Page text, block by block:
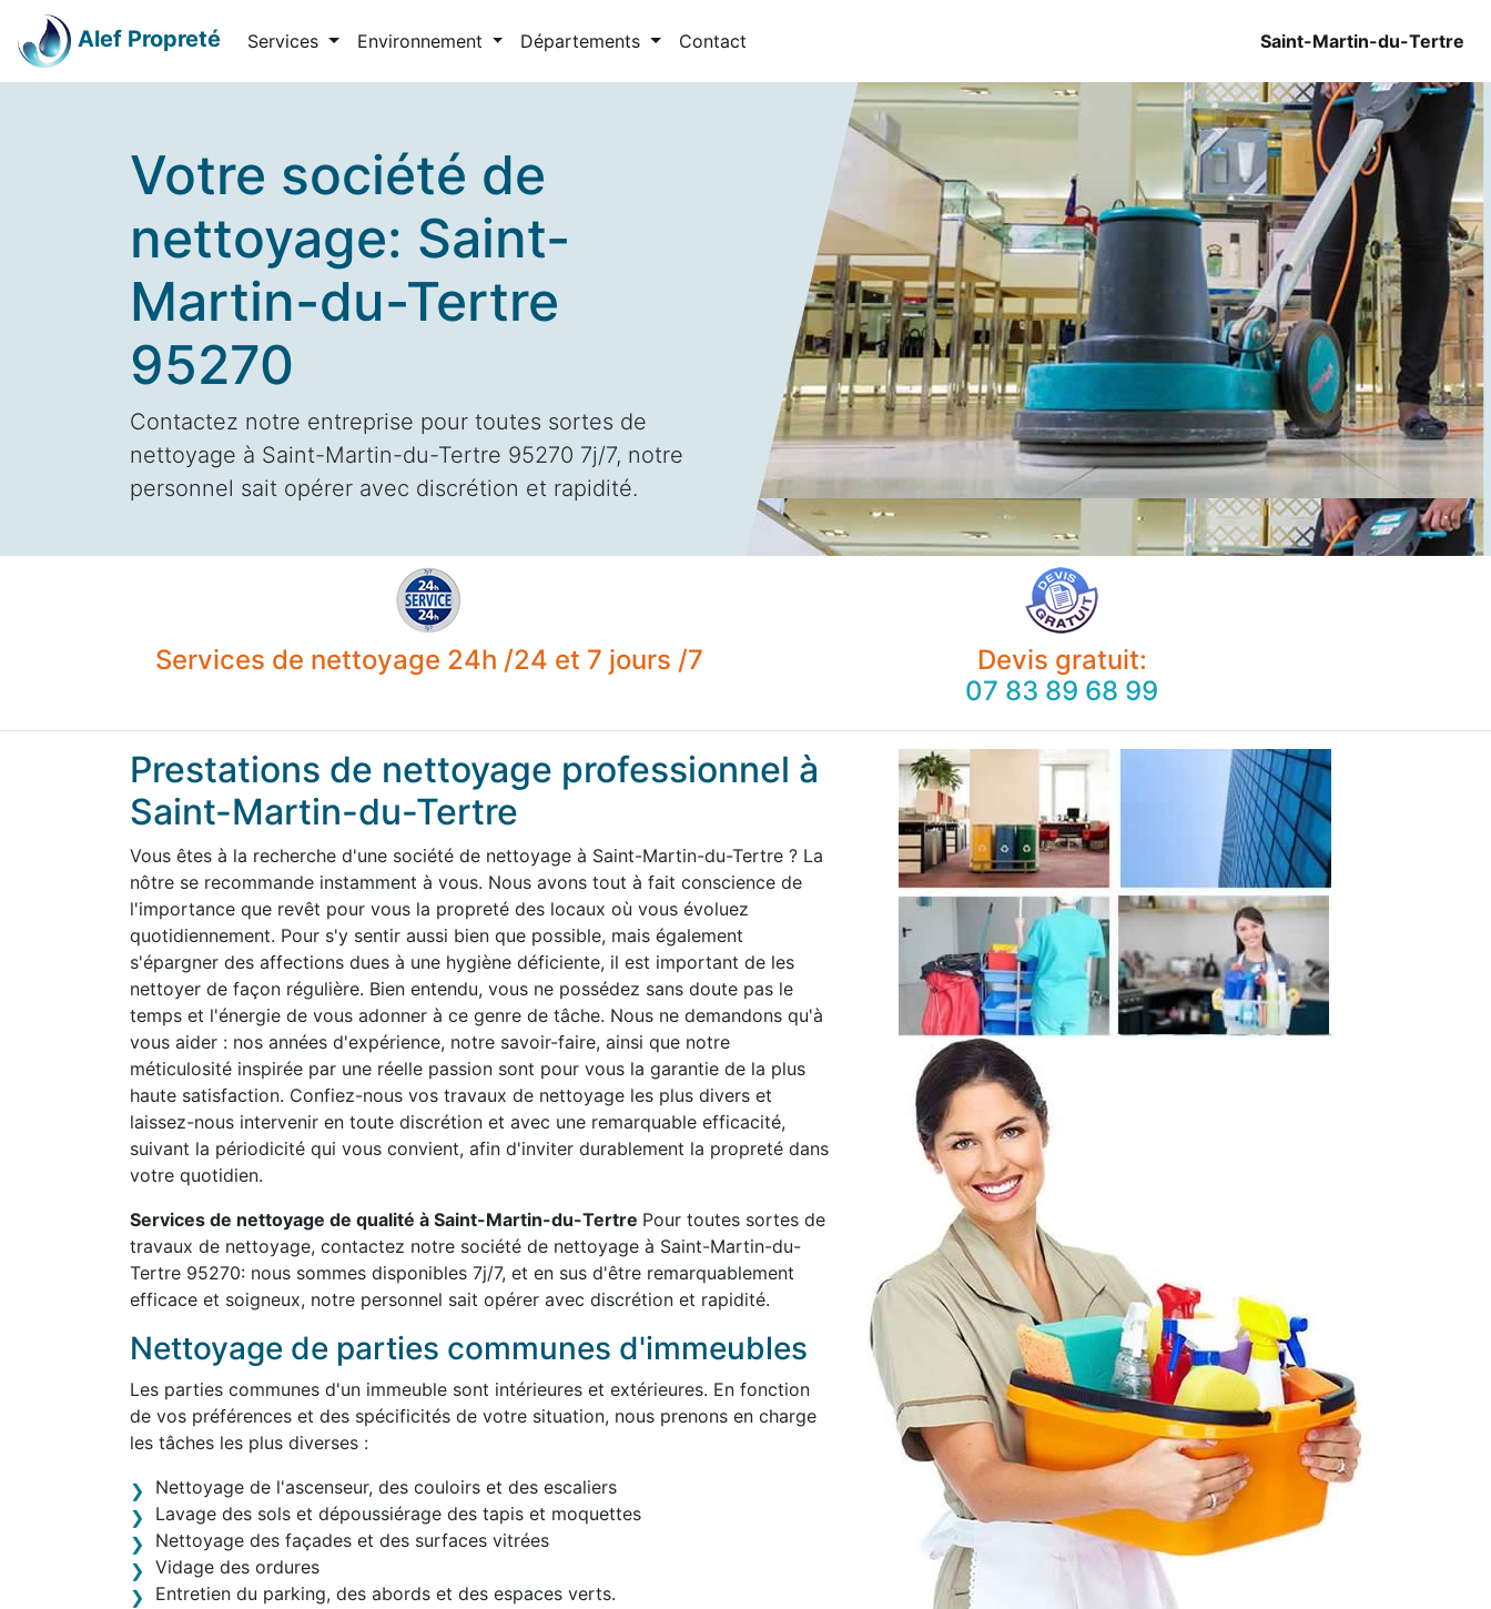
Alef Propreté Services Environnement Départements Contact Saint-Martin-du-Tertre
Votre société de
nettoyage: Saint-
Martin-du-Tertre
95270
Contactez notre entreprise pour toutes sortes de
nettoyage à Saint-Martin-du-Tertre 95270 7j/7, notre
personnel sait opérer avec discrétion et rapidité.
Services de nettoyage 24h /24 et 7 jours /7
Devis gratuit:
07 83 89 68 99
Prestations de nettoyage professionnel à
Saint-Martin-du-Tertre
Vous êtes à la recherche d'une société de nettoyage à Saint-Martin-du-Tertre ? La
nôtre se recommande instamment à vous. Nous avons tout à fait conscience de
l'importance que revêt pour vous la propreté des locaux où vous évoluez
quotidiennement. Pour s'y sentir aussi bien que possible, mais également
s'épargner des affections dues à une hygiène déficiente, il est important de les
nettoyer de façon régulière. Bien entendu, vous ne possédez sans doute pas le
temps et l'énergie de vous adonner à ce genre de tâche. Nous ne demandons qu'à
vous aider : nos années d'expérience, notre savoir-faire, ainsi que notre
méticulosité inspirée par une réelle passion sont pour vous la garantie de la plus
haute satisfaction. Confiez-nous vos travaux de nettoyage les plus divers et
laissez-nous intervenir en toute discrétion et avec une remarquable efficacité,
suivant la périodicité qui vous convient, afin d'inviter durablement la propreté dans
votre quotidien.
Services de nettoyage de qualité à Saint-Martin-du-Tertre Pour toutes sortes de
travaux de nettoyage, contactez notre société de nettoyage à Saint-Martin-du-
Tertre 95270: nous sommes disponibles 7j/7, et en sus d'être remarquablement
efficace et soigneux, notre personnel sait opérer avec discrétion et rapidité.
Nettoyage de parties communes d'immeubles
Les parties communes d'un immeuble sont intérieures et extérieures. En fonction
de vos préférences et des spécificités de votre situation, nous prenons en charge
les tâches les plus diverses :
Nettoyage de l'ascenseur, des couloirs et des escaliers
Lavage des sols et dépoussiérage des tapis et moquettes
Nettoyage des façades et des surfaces vitrées
Vidage des ordures
Entretien du parking, des abords et des espaces verts.